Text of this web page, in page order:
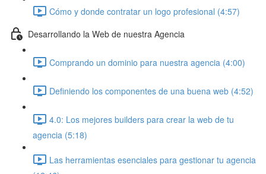
Cómo y donde contratar un logo profesional (4:57)
Desarrollando la Web de nuestra Agencia
Comprando un dominio para nuestra agencia (4:00)
Definiendo los componentes de una buena web (4:52)
4.0: Los mejores builders para crear la web de tu
agencia (5:18)
Las herramientas esenciales para gestionar tu agencia